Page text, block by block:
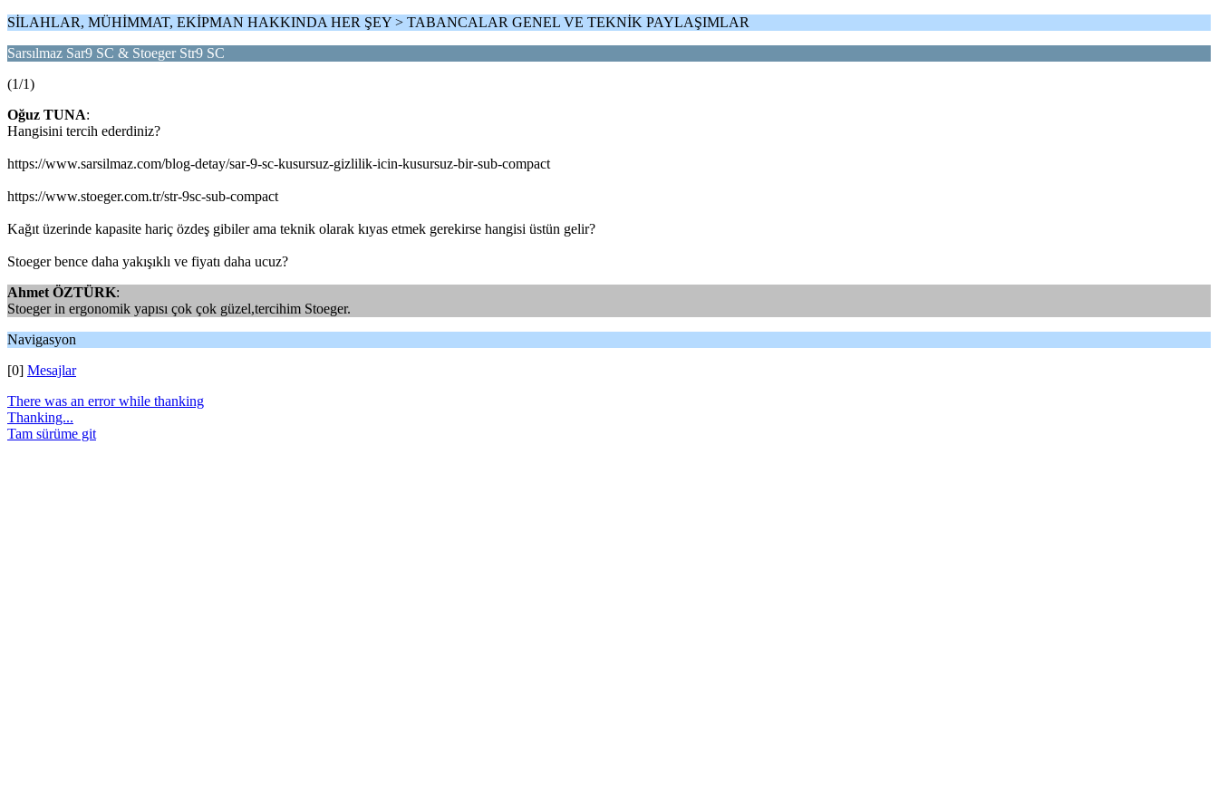
SİLAHLAR, MÜHİMMAT, EKİPMAN HAKKINDA HER ŞEY > TABANCALAR GENEL VE TEKNİK PAYLAŞIMLAR
Sarsılmaz Sar9 SC & Stoeger Str9 SC
(1/1)
Oğuz TUNA:
Hangisini tercih ederdiniz?
https://www.sarsilmaz.com/blog-detay/sar-9-sc-kusursuz-gizlilik-icin-kusursuz-bir-sub-compact
https://www.stoeger.com.tr/str-9sc-sub-compact
Kağıt üzerinde kapasite hariç özdeş gibiler ama teknik olarak kıyas etmek gerekirse hangisi üstün gelir?
Stoeger bence daha yakışıklı ve fiyatı daha ucuz?
Ahmet ÖZTÜRK:
Stoeger in ergonomik yapısı çok çok güzel,tercihim Stoeger.
Navigasyon
[0] Mesajlar
There was an error while thanking
Thanking...
Tam sürüme git